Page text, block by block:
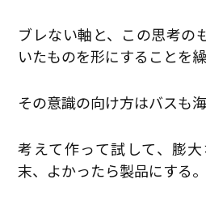
ブレない軸と、この思考の
いたものを形にすることを
その意識の向け方はバスも海
考えて作って試して、膨
末、よかったら製品にする。